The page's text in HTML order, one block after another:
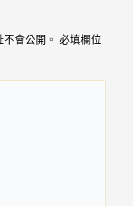
會公開。 必填欄位